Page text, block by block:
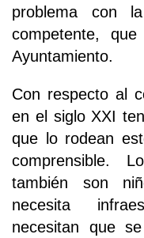
problema con
competente,
Ayuntamiento.
Con respecto al
en el siglo XXI
que lo rodean
comprensible.
también son
necesita
necesitan que